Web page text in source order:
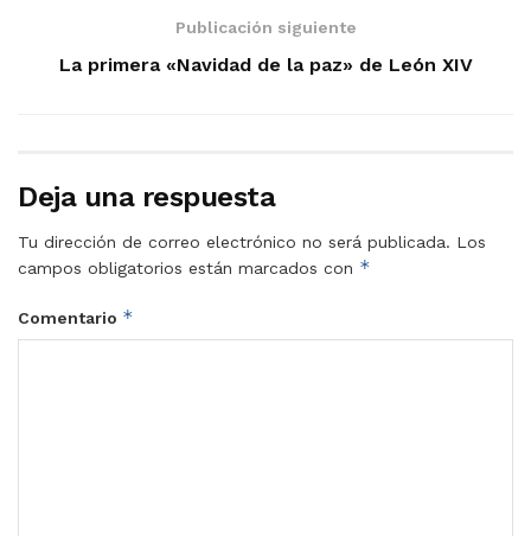
Publicación siguiente
La primera «Navidad de la paz» de León XIV
Deja una respuesta
Tu dirección de correo electrónico no será publicada. Los
campos obligatorios están marcados con *
Comentario *